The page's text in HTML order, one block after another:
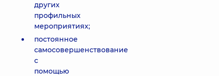
других
профильных
мероприятиях;
постоянное
самосовершенствование
с
помощью